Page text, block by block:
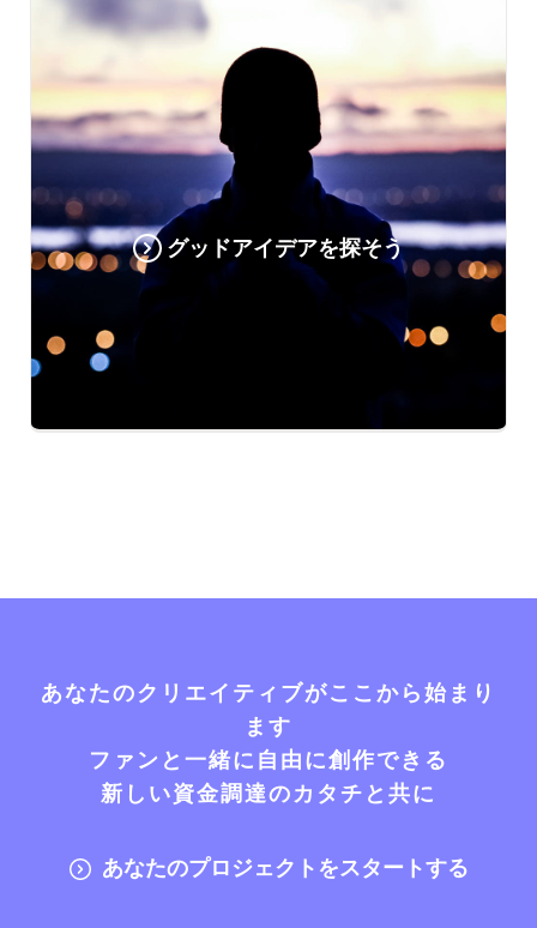
グッドアイデアを探そう
あなたのクリエイティブがここから始まり
ます
ファンと一緒に自由に創作できる
新しい資金調達のカタチと共に
あなたのプロジェクトをスタートする